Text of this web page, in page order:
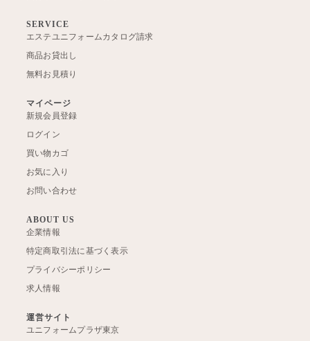
SERVICE
エステユニフォームカタログ請求
商品お貸出し
無料お見積り
マイページ
新規会員登録
ログイン
買い物カゴ
お気に入り
お問い合わせ
ABOUT US
企業情報
特定商取引法に基づく表示
プライバシーポリシー
求人情報
運営サイト
ユニフォームプラザ東京